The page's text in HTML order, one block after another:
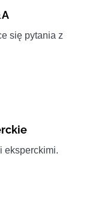
się pytania z
eksperckimi.